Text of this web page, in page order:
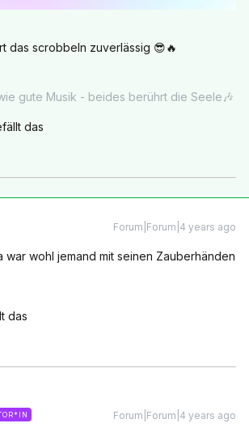
das scrobbeln zuverlässig 😎🔥
gute Musik - beides berührt die Seele🎶
das
Forum|Forum|4 years ago
war wohl jemand mit seinen Zauberhänden
das
Forum|Forum|4 years ago